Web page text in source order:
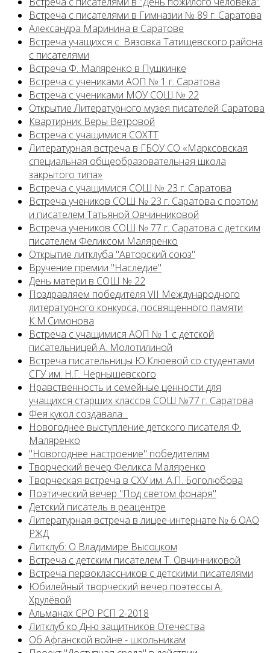
Встреча с писателями в Гимназии № 89 г. Саратова
Александра Маринина в Саратове
Встреча учащихся с. Вязовка Татищевского района
с писателями
Встреча Ф. Маляренко в Пушкинке
Встреча с учениками АОП № 1 г. Саратова
Встреча с учениками МОУ СОШ № 22
Открытие Литературного музея писателей Саратова
Квартирник Веры Ветровой
Встреча с учащимися СОХТТ
Литературная встреча в ГБОУ СО «Марксовская
специальная общеобразовательная школа
закрытого типа»
Встреча с учащимися СОШ № 23 г. Саратова
Встреча учеников СОШ № 23 г. Саратова с поэтом
и писателем Татьяной Овчинниковой
Встреча учеников СОШ № 77 г. Саратова с детским
писателем Феликсом Маляренко
Открытие литклуба "Авторский союз"
Вручение премии "Наследие"
День матери в СОШ № 22
Поздравляем победителя VII Международного
литературного конкурса, посвященного памяти
К.М.Симонова
Встреча с учащимися АОП № 1 с детской
писательницей А. Молотилиной
Встреча писательницы Ю.Клюевой со студентами
СГУ им. Н.Г. Чернышевского
Нравственность и семейные ценности для
учащихся старших классов СОШ №77 г. Саратова
Фея кукол создавала...
Новогоднее выступление детского писателя Ф.
Маляренко
"Новогоднее настроение" победителям
Творческий вечер Феликса Маляренко
Творческая встреча в СХУ им. А.П. Боголюбова
Поэтический вечер "Под светом фонаря"
Детский писатель в реацентре
Литературная встреча в лицее-интернате № 6 ОАО
РЖД
Литклуб: О Владимире Высоцком
Встреча с детским писателем Т. Овчинниковой
Встреча первоклассников с детскими писателями
Юбилейный творческий вечер поэтессы А.
Хрулёвой
Альманах СРО РСП 2-2018
Литклуб ко Дню защитников Отечества
Об Афганской войне - школьникам